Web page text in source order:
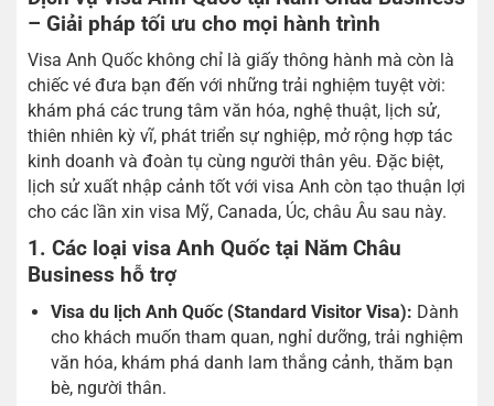
– Giải pháp tối ưu cho mọi hành trình
Visa Anh Quốc không chỉ là giấy thông hành mà còn là
chiếc vé đưa bạn đến với những trải nghiệm tuyệt vời:
khám phá các trung tâm văn hóa, nghệ thuật, lịch sử,
thiên nhiên kỳ vĩ, phát triển sự nghiệp, mở rộng hợp tác
kinh doanh và đoàn tụ cùng người thân yêu. Đặc biệt,
lịch sử xuất nhập cảnh tốt với visa Anh còn tạo thuận lợi
cho các lần xin visa Mỹ, Canada, Úc, châu Âu sau này.
1. Các loại visa Anh Quốc tại Năm Châu
Business hỗ trợ
Visa du lịch Anh Quốc (Standard Visitor Visa): Dành
cho khách muốn tham quan, nghỉ dưỡng, trải nghiệm
văn hóa, khám phá danh lam thắng cảnh, thăm bạn
bè, người thân.